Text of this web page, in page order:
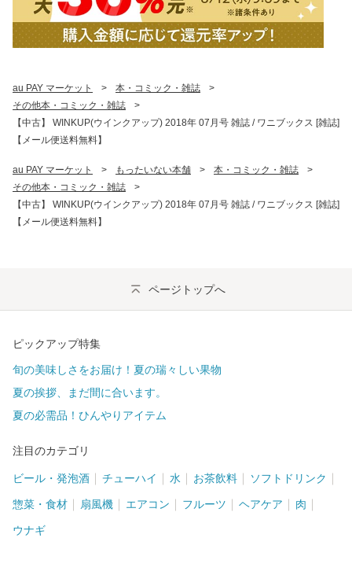
au PAY マーケット > 本・コミック・雑誌
>
その他本・コミック・雑誌
>
【中古】 WINKUP(ウインクアップ) 2018年 07月号 雑誌 / ワニブックス [雑誌]
【メール便送料無料】
au PAY マーケット > もったいない本舗 > 本・コミック・雑誌
>
その他本・コミック・雑誌
>
【中古】 WINKUP(ウインクアップ) 2018年 07月号 雑誌 / ワニブックス [雑誌]
【メール便送料無料】
ページトップへ
ピックアップ特集
旬の美味しさをお届け！夏の瑞々しい果物
夏の挨拶、まだ間に合います。
夏の必需品！ひんやりアイテム
注目のカテゴリ
ビール・発泡酒 チューハイ 水 お茶飲料 ソフトドリンク
惣菜・食材 扇風機 エアコン フルーツ ヘアケア 肉
ウナギ